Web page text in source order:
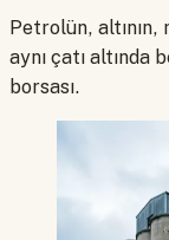
Petrolün, altının,
aynı çatı altında
borsası.